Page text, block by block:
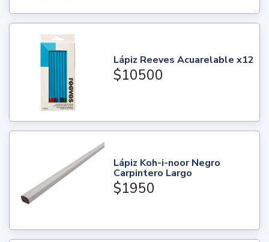
Lápiz Reeves Acuarelable x12
$10500
Lápiz Koh-i-noor Negro
Carpintero Largo
$1950